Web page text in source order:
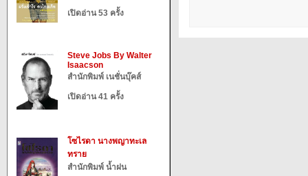
เปิดอ่าน 53 ครั้ง
Steve Jobs By Walter
Isaacson
สำนักพิมพ์ เนชั่นบุ๊คส์
เปิดอ่าน 41 ครั้ง
โซไรดา นางพญาทะเล
ทราย
สำนักพิมพ์ น้ำฝน